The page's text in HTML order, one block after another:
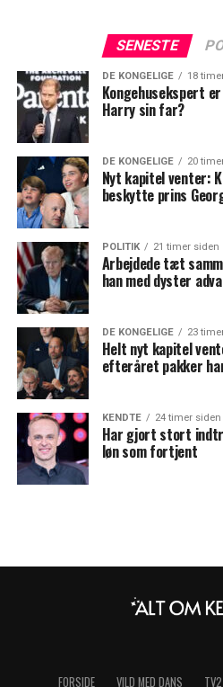
SENESTE
DE KONGELIGE 18
Kongehusekspert
Harry sin far?
DE KONGELIGE 20
Nyt kapitel venter:
beskytte prins
POLITIK 21 timer siden
Arbejdede tæt
han med dyster
DE KONGELIGE 23
Helt nyt kapitel
efteråret pakker
KENDTE 24 timer siden
Har gjort stort
løn som fortjent
FORSIDE VILD MED DANS TV2